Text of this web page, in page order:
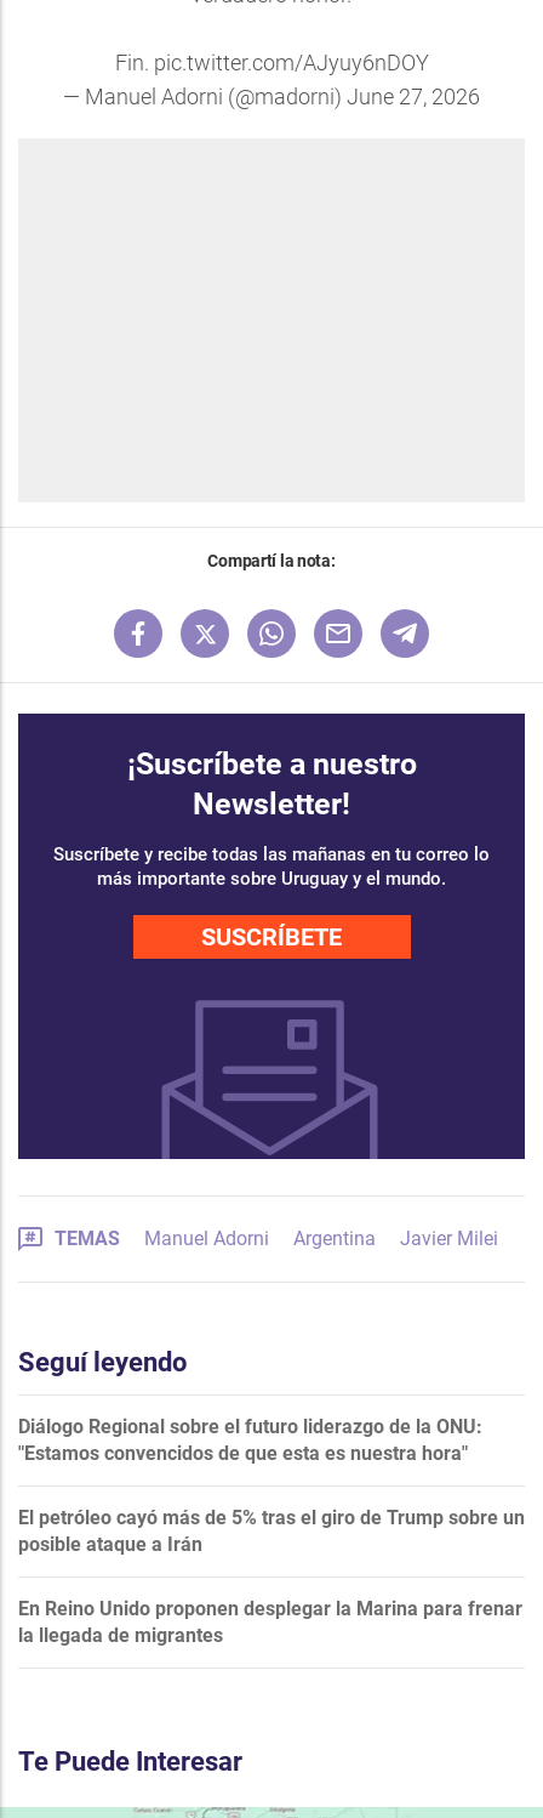
Fin. pic.twitter.com/AJyuy6nDOY
— Manuel Adorni (@madorni) June 27, 2026
Compartí la nota:
¡Suscríbete a nuestro
Newsletter!
Suscríbete y recibe todas las mañanas en tu correo lo
más importante sobre Uruguay y el mundo.
SUSCRÍBETE
TEMAS Manuel Adorni Argentina Javier Milei
Seguí leyendo
Diálogo Regional sobre el futuro liderazgo de la ONU:
"Estamos convencidos de que esta es nuestra hora"
El petróleo cayó más de 5% tras el giro de Trump sobre un
posible ataque a Irán
En Reino Unido proponen desplegar la Marina para frenar
la llegada de migrantes
Te Puede Interesar